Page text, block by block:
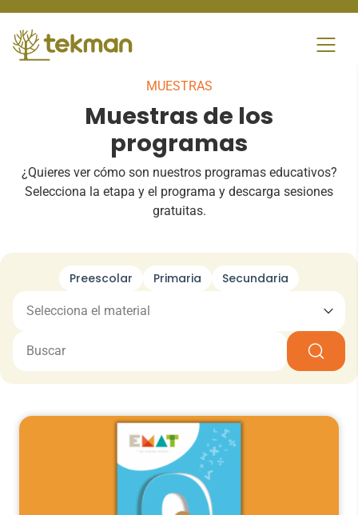
content
MUESTRAS
Muestras de los
programas
¿Quieres ver cómo son nuestros programas educativos?
Selecciona la etapa y el programa y descarga sesiones
gratuitas.
Preescolar Primaria Secundaria